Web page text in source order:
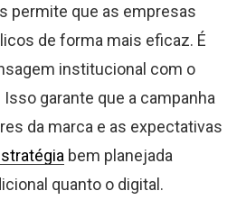
permite que as empresas
de forma mais eficaz. É
institucional com o
garante que a campanha
da marca e as expectativas
bem planejada
quanto o digital.